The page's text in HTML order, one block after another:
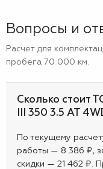
Вопросы и
Расчет для
пробега 70 000 км.
Сколько стоит
III 350 3.5 AT
По текущему
работы — 8 386 ₽,
скидки — 21 462 ₽.